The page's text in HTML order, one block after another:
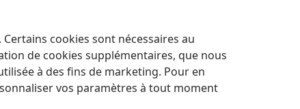
cookies sont nécessaires au
de cookies supplémentaires, que nous
à des fins de marketing. Pour en
vos paramètres à tout moment
11; Lc 5:24; Jean 5:8
de confidentialité JW.ORG Se connecter